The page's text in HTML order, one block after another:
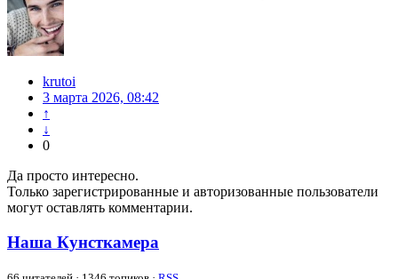
krutoi
3 марта 2026, 08:42
↑
↓
0
Да просто интересно.
Только зарегистрированные и авторизованные пользователи
могут оставлять комментарии.
Наша Кунсткамера